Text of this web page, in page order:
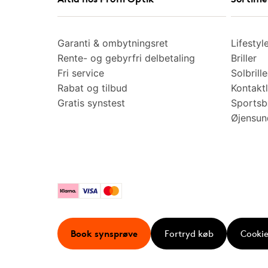
Garanti & ombytningsret
Rente- og gebyrfri delbetaling
Fri service
Rabat og tilbud
Gratis synstest
Briller
KlarnaVisa Mastercard
Book synsprøve Fortryd køb